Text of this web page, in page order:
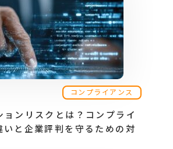
コンプライアンス
ョンリスクとは？コンプライ
いと企業評判を守るための対